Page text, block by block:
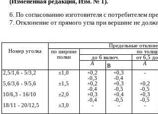
6. По согласованию изготовителя с потребителем
7. Отклонение от прямого угла при вершине не
Предельные
Номер уголка
по ширине
по
полки
до 6 включ. от 6,5
А
в A
2,5/1,6 - 5/3,2 ±1,0
+0,2
-0,3
+0,3
-0,4
-
5,6/3,6 - 9/5,6
±1,5
+0,2
-0,4
+0,3
-0,5
+0,2
-0,5
10/6,3 - 16/10
±2,0
+0,3
-0,4
+0,4
-0,5
+0,3
-0,5
18/11 - 20/12,5
±3,0 - - -